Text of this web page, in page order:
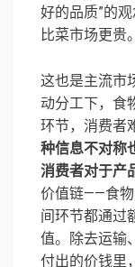
好的品质”的
比菜市场更贵。
这也是主流市
动分工下，食
环节，消费者
种信息不对称
消费者对于产
价值链——食物
间环节都通过
值。除去运输
付出的价钱里